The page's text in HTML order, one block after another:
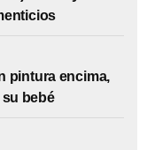
pintura encima,
su bebé